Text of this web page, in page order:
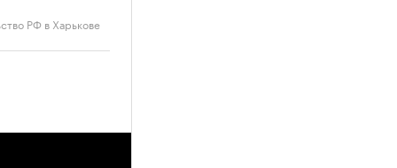
РФ в Харькове